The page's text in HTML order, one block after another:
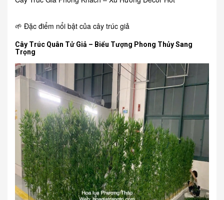
🌱 Đặc điểm nổi bật của cây trúc giả
Cây Trúc Quân Tử Giả – Biểu Tượng Phong Thủy Sang
Trọng